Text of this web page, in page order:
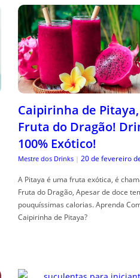
Caipirinha de
Fruta do Dragão!
100% Exótico!
Mestre dos Drinks | 20 de fevereiro
A Pitaya é uma fruta exótica, é
Fruta do Dragão, Apesar de doce
pouquíssimas calorias. Aprenda
Caipirinha de Pitaya?